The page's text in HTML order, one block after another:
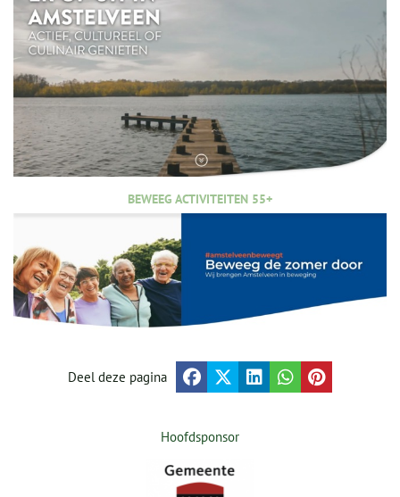
BEWEEG ACTIVITEITEN 55+
Deel deze pagina
Hoofdsponsor